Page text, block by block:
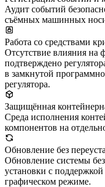
Аудит событий
съёмных машинных
Работа со средствами
Отсутствие влияния
подтверждено
в замкнутой
регулятора.
Защищённая
Среда исполнения
компонентов на
Обновление без
Обновление системы
установки с
графическом режиме.